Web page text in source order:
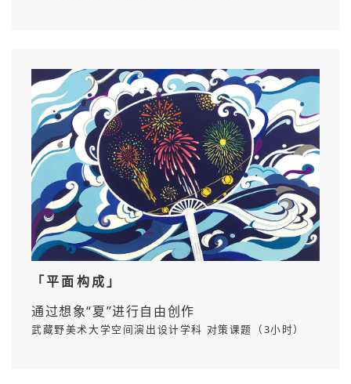
「平面构成」
通过想象“夏”进行自由创作
武藏野美术大学空间演出设计学科 对策课题（3小时）